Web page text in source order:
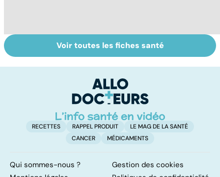
Algie vasculaire
de la face : une
Acupuncture :
comment est-
Voir toutes les fiches santé
RECETTES RAPPEL PRODUIT
LE MAG DE LA SANTÉ
CANCER
MÉDICAMENTS
Qui sommes-nous ?
Gestion des cookies